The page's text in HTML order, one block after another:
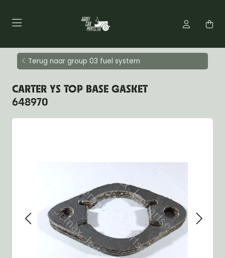
Terug naar group 03 fuel system
CARTER YS TOP BASE GASKET
648970